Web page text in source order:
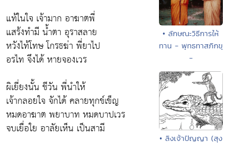
แท้ในใจ เจ้ามาก อาฆาตพี่
แสร้งทำมี น้ำตา อุราสลาย
หวังไท้โทษ โกรธฆ่า พี่ยาไป
อรไท จึงได้ หายจองเวร
ผิเยี่ยงนั้น ชีวัน พี่นำให้
เจ้ากลอยใจ จักได้ คลายทุกข์เข็ญ
หมดอาฆาต พยาบาท หมดบาปเวร
จบเยื่อใย อาลัยเห็น เป็นสามี
• ลักษณะวิธีการให้
ทาน - พุทธทาสภิกขุ
-
• ลิงเจ้าปัญญา (สุง